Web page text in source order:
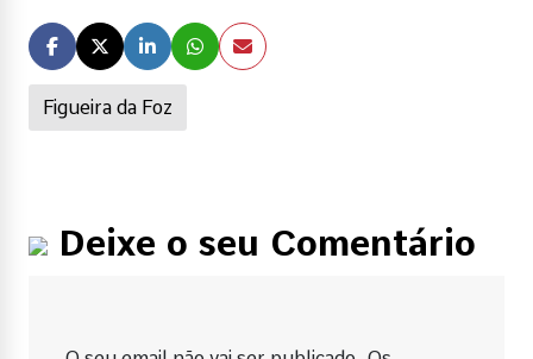
Figueira da Foz
Deixe o seu Comentário